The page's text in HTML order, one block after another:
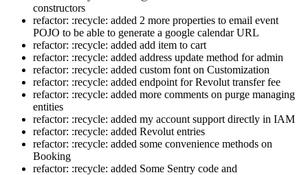
constructors
refactor: :recycle: added 2 more properties to email event
POJO to be able to generate a google calendar URL
refactor: :recycle: added add item to cart
refactor: :recycle: added address update method for admin
refactor: :recycle: added custom font on Customization
refactor: :recycle: added endpoint for Revolut transfer fee
refactor: :recycle: added more comments on purge managing
entities
refactor: :recycle: added my account support directly in IAM
refactor: :recycle: added Revolut entries
refactor: :recycle: added some convenience methods on
Booking
refactor: :recycle: added Some Sentry code and